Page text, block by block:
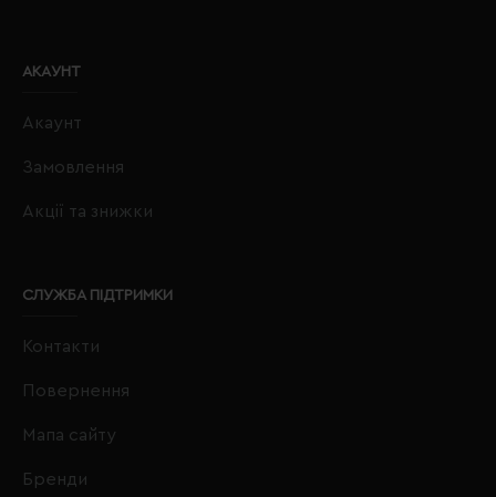
АКАУНТ
Акаунт
Замовлення
Акції та знижки
СЛУЖБА ПІДТРИМКИ
Контакти
Повернення
Мапа сайту
Бренди